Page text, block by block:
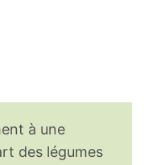
à une
des légumes